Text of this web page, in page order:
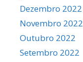
Dezembro 2022
Novembro 2022
Outubro 2022
Setembro 2022